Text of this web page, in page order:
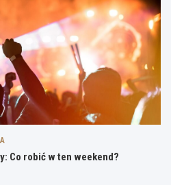
Co robić w ten weekend?